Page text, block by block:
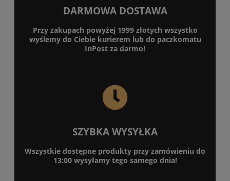
DARMOWA DOSTAWA
Przy zakupach powyżej 1999 złotych wszystko
wyślemy do Ciebie kurierem lub do paczkomatu
InPost za darmo!
SZYBKA WYSYŁKA
Wszystkie dostępne produkty przy zamówieniu do
13:00 wysyłamy tego samego dnia!